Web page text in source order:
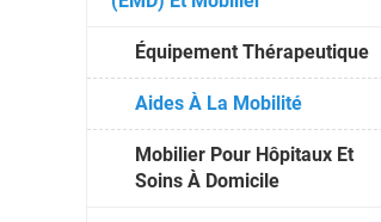
Équipement Thérapeutique
Aides À La Mobilité
Mobilier Pour Hôpitaux Et
Soins À Domicile